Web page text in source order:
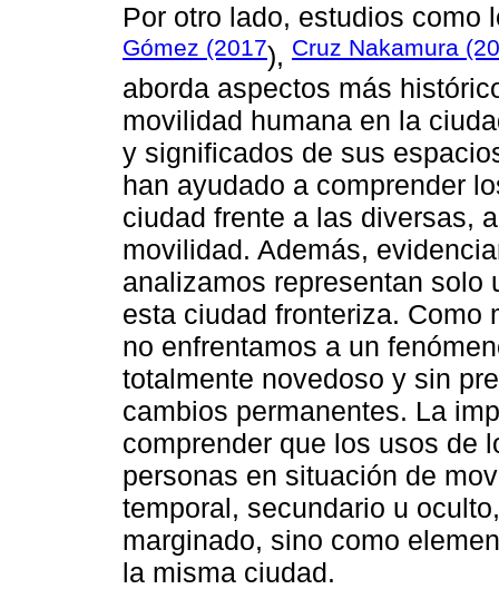
Por otro lado, estudios como
Gómez (2017), Cruz Nakamura
aborda aspectos más
movilidad humana en la
y significados de sus
han ayudado a comprender
ciudad frente a las diversas,
movilidad. Además,
analizamos representan solo
esta ciudad fronteriza. Como
no enfrentamos a un
totalmente novedoso y sin
cambios permanentes. La
comprender que los usos de
personas en situación de
temporal, secundario u
marginado, sino como
la misma ciudad.